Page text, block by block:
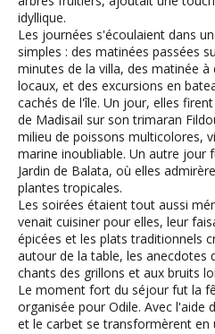
idyllique.
Les journées s'écoulaient dans
simples : des matinées passées
minutes de la villa, des matinée à
locaux, et des excursions en
cachés de l'île. Un jour, elles
de Madisail sur son trimaran
milieu de poissons multicolores,
marine inoubliable. Un autre jour
Jardin de Balata, où elles
plantes tropicales.
Les soirées étaient tout aussi
venait cuisiner pour elles, leur
épicées et les plats traditionnels
autour de la table, les anecdotes
chants des grillons et aux bruits
Le moment fort du séjour fut la
organisée pour Odile. Avec l'aide
et le carbet se transformèrent en